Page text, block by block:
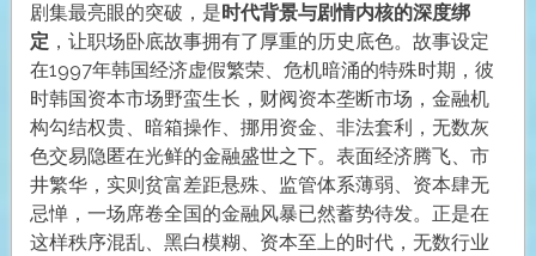
剧集最亮眼的突破，是时代背景与剧情内核的深度绑
定 ，让职场卧底故事拥有了厚重的历史底色。故事设定
在1997年韩国经济虚假繁荣、危机暗涌的特殊时期，彼
时韩国资本市场野蛮生长，财阀资本垄断市场，金融机
构勾结权贵、暗箱操作、挪用资金、非法套利，无数灰
色交易隐匿在光鲜的金融盛世之下。表面经济腾飞、市
井繁华，实则贫富差距悬殊、监管体系薄弱、资本肆无
忌惮，一场席卷全国的金融风暴已然蓄势待发。正是在
这样秩序混乱、黑白模糊、资本至上的时代，无数行业